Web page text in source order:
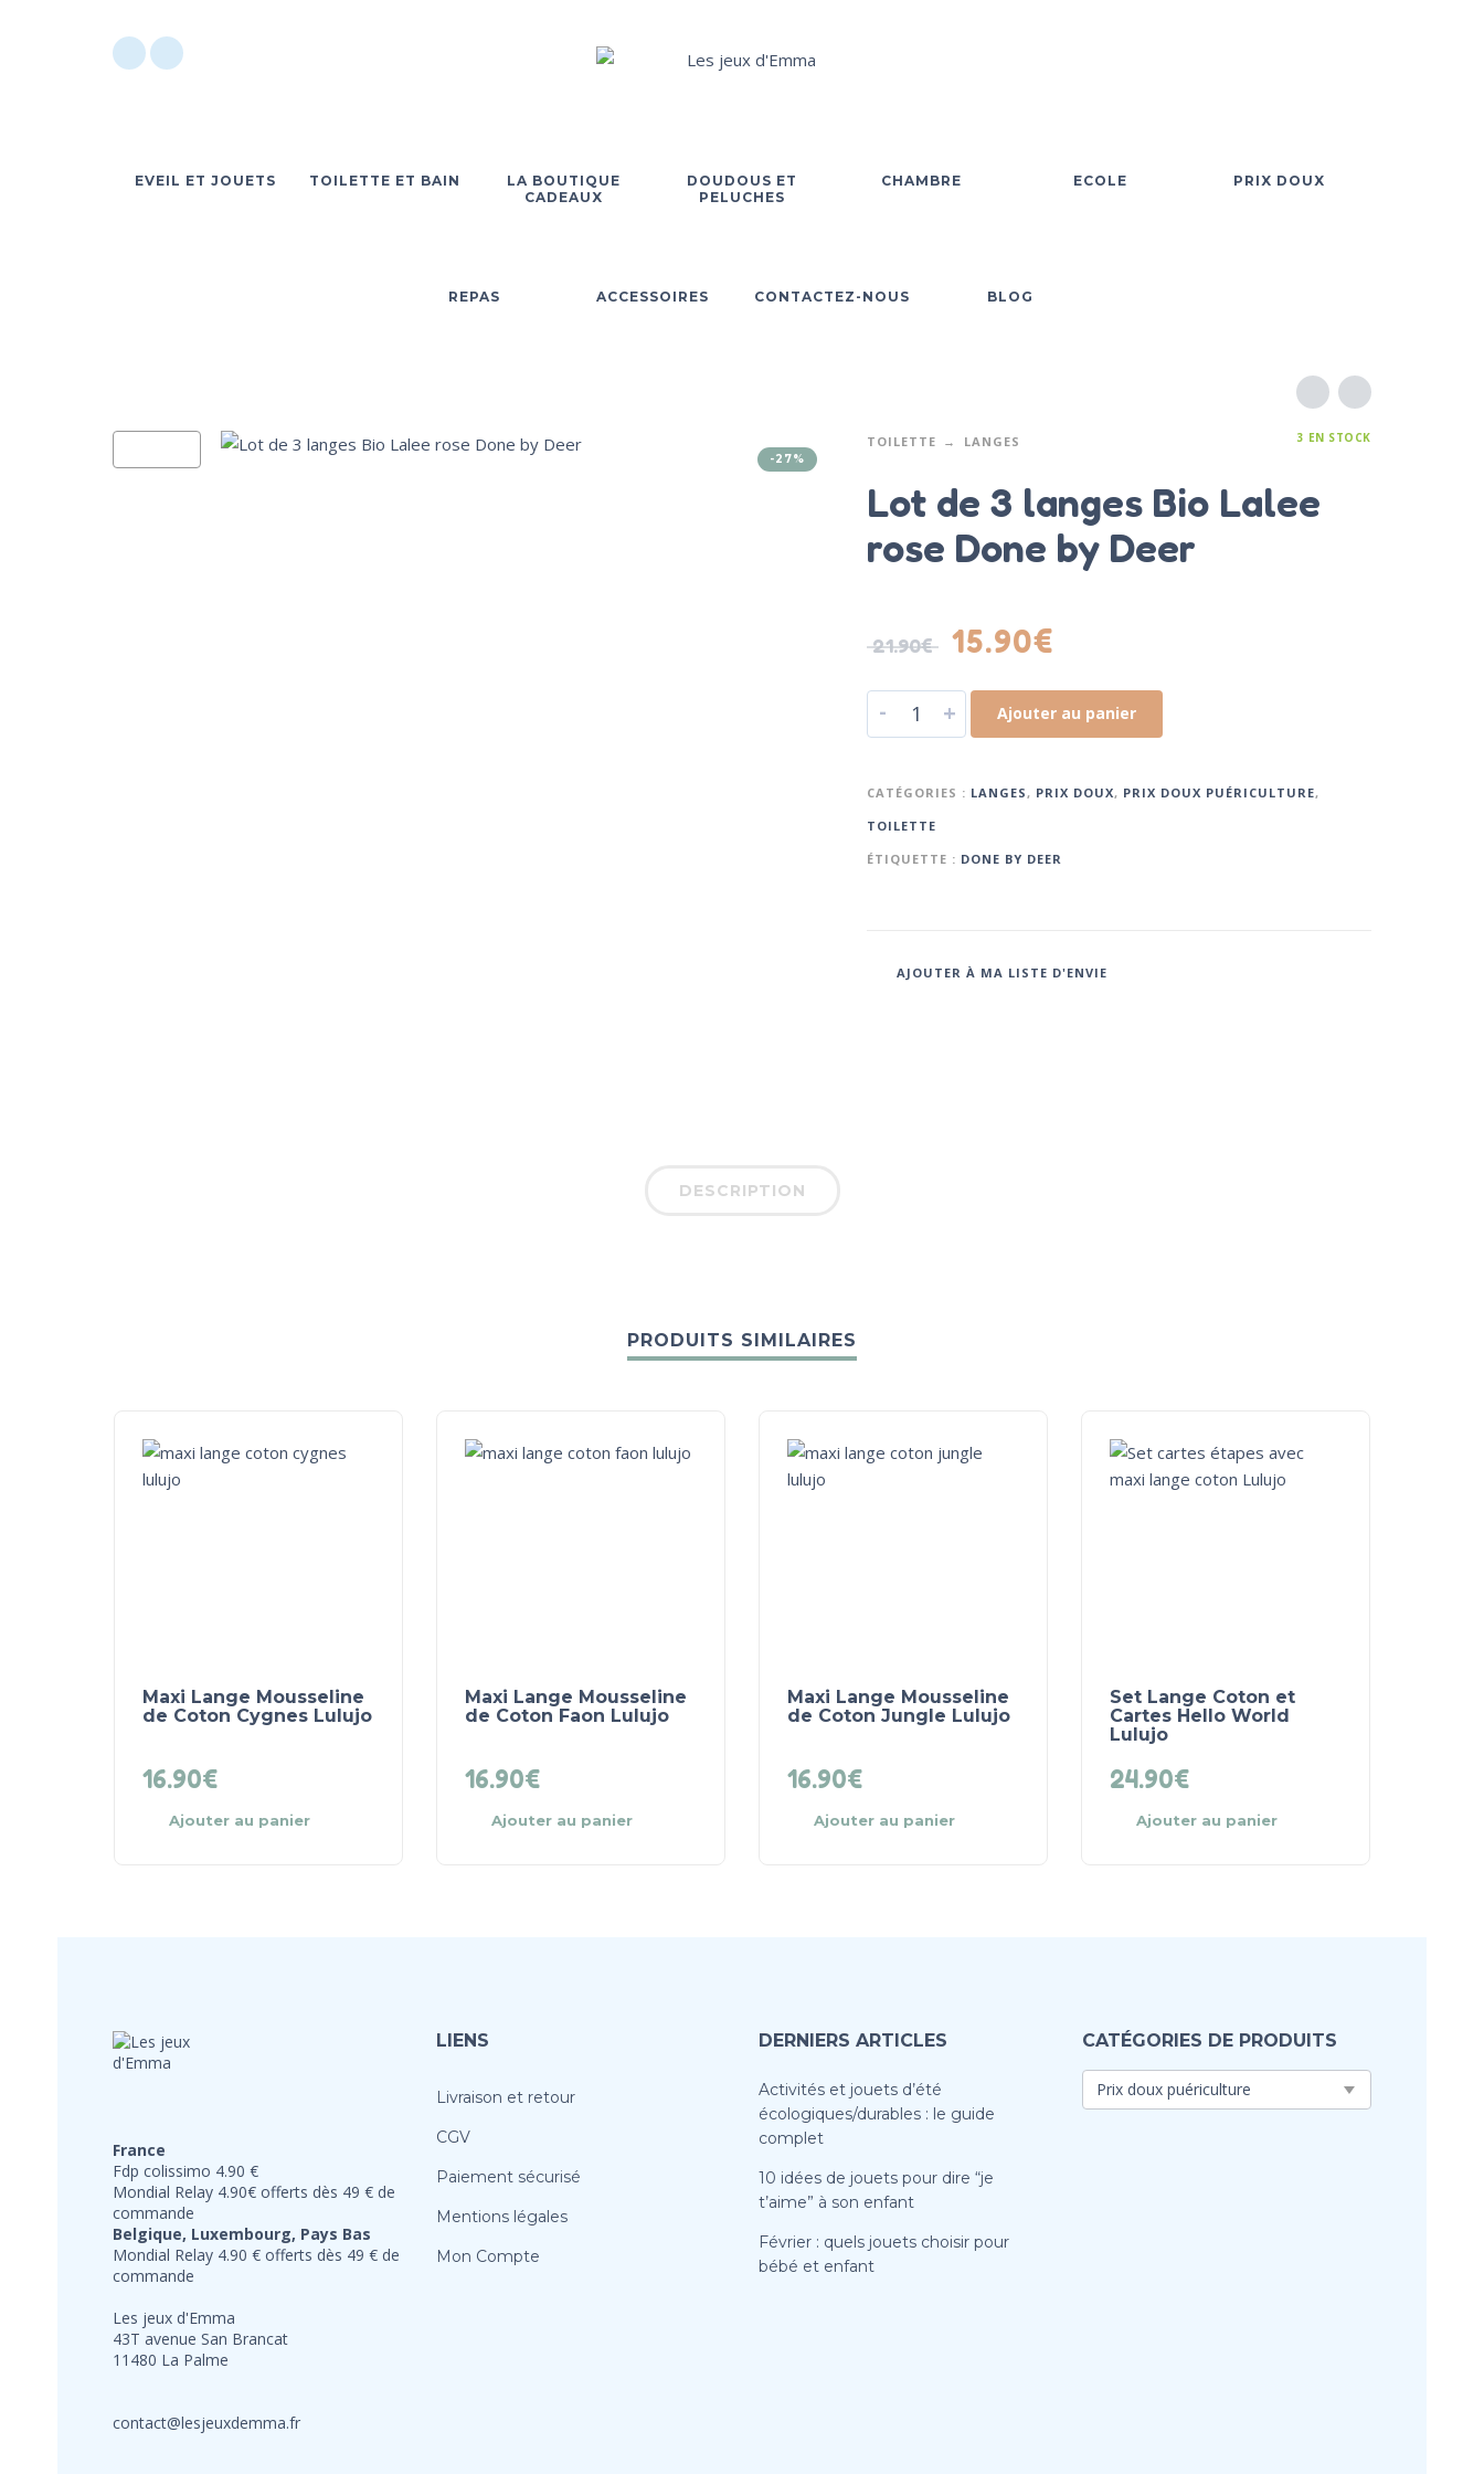
EVEIL ET JOUETS TOILETTE ET BAIN
LA BOUTIQUE
CADEAUX
DOUDOUS ET
PELUCHES
CHAMBRE ECOLE PRIX DOUX
REPAS ACCESSOIRES CONTACTEZ-NOUS BLOG
-27%
TOILETTE LANGES 3 EN STOCK
Lot de 3 langes Bio Lalee
rose Done by Deer
21.90€ 15.90€
- + Ajouter au panier
CATÉGORIES : LANGES, PRIX DOUX, PRIX DOUX PUÉRICULTURE,
TOILETTE
ÉTIQUETTE : DONE BY DEER
AJOUTER À MA LISTE D'ENVIE
DESCRIPTION
PRODUITS SIMILAIRES
Maxi Lange Mousseline
de Coton Cygnes Lulujo
16.90€
Ajouter au panier
Maxi Lange Mousseline
de Coton Faon Lulujo
16.90€
Ajouter au panier
Maxi Lange Mousseline
de Coton Jungle Lulujo
16.90€
Ajouter au panier
Set Lange Coton et
Cartes Hello World
Lulujo
24.90€
Ajouter au panier
France
Fdp colissimo 4.90 €
Mondial Relay 4.90€ offerts dès 49 € de
commande
Belgique, Luxembourg, Pays Bas
Mondial Relay 4.90 € offerts dès 49 € de
commande
Les jeux d'Emma
43T avenue San Brancat
11480 La Palme
contact@lesjeuxdemma.fr
LIENS
Livraison et retour
CGV
Paiement sécurisé
Mentions légales
Mon Compte
DERNIERS ARTICLES
Activités et jouets d’été
écologiques/durables : le guide
complet
10 idées de jouets pour dire “je
t’aime” à son enfant
Février : quels jouets choisir pour
bébé et enfant
CATÉGORIES DE PRODUITS